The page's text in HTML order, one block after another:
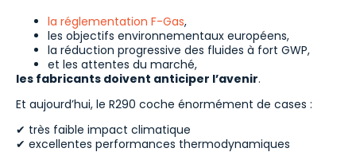
la réglementation F-Gas,
les objectifs environnementaux européens,
la réduction progressive des fluides à fort GWP,
et les attentes du marché,
les fabricants doivent anticiper l’avenir.
Et aujourd’hui, le R290 coche énormément de cases :
✔ très faible impact climatique
✔ excellentes performances thermodynamiques